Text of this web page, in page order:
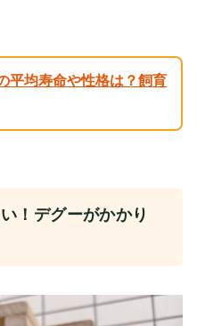
平均寿命や性格は？飼育
！デグーがかかり